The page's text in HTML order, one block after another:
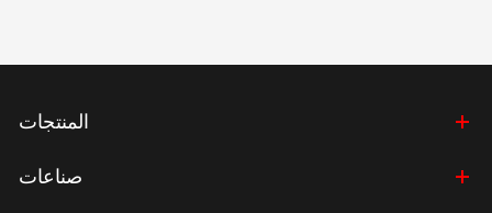
المنتجات
صناعات